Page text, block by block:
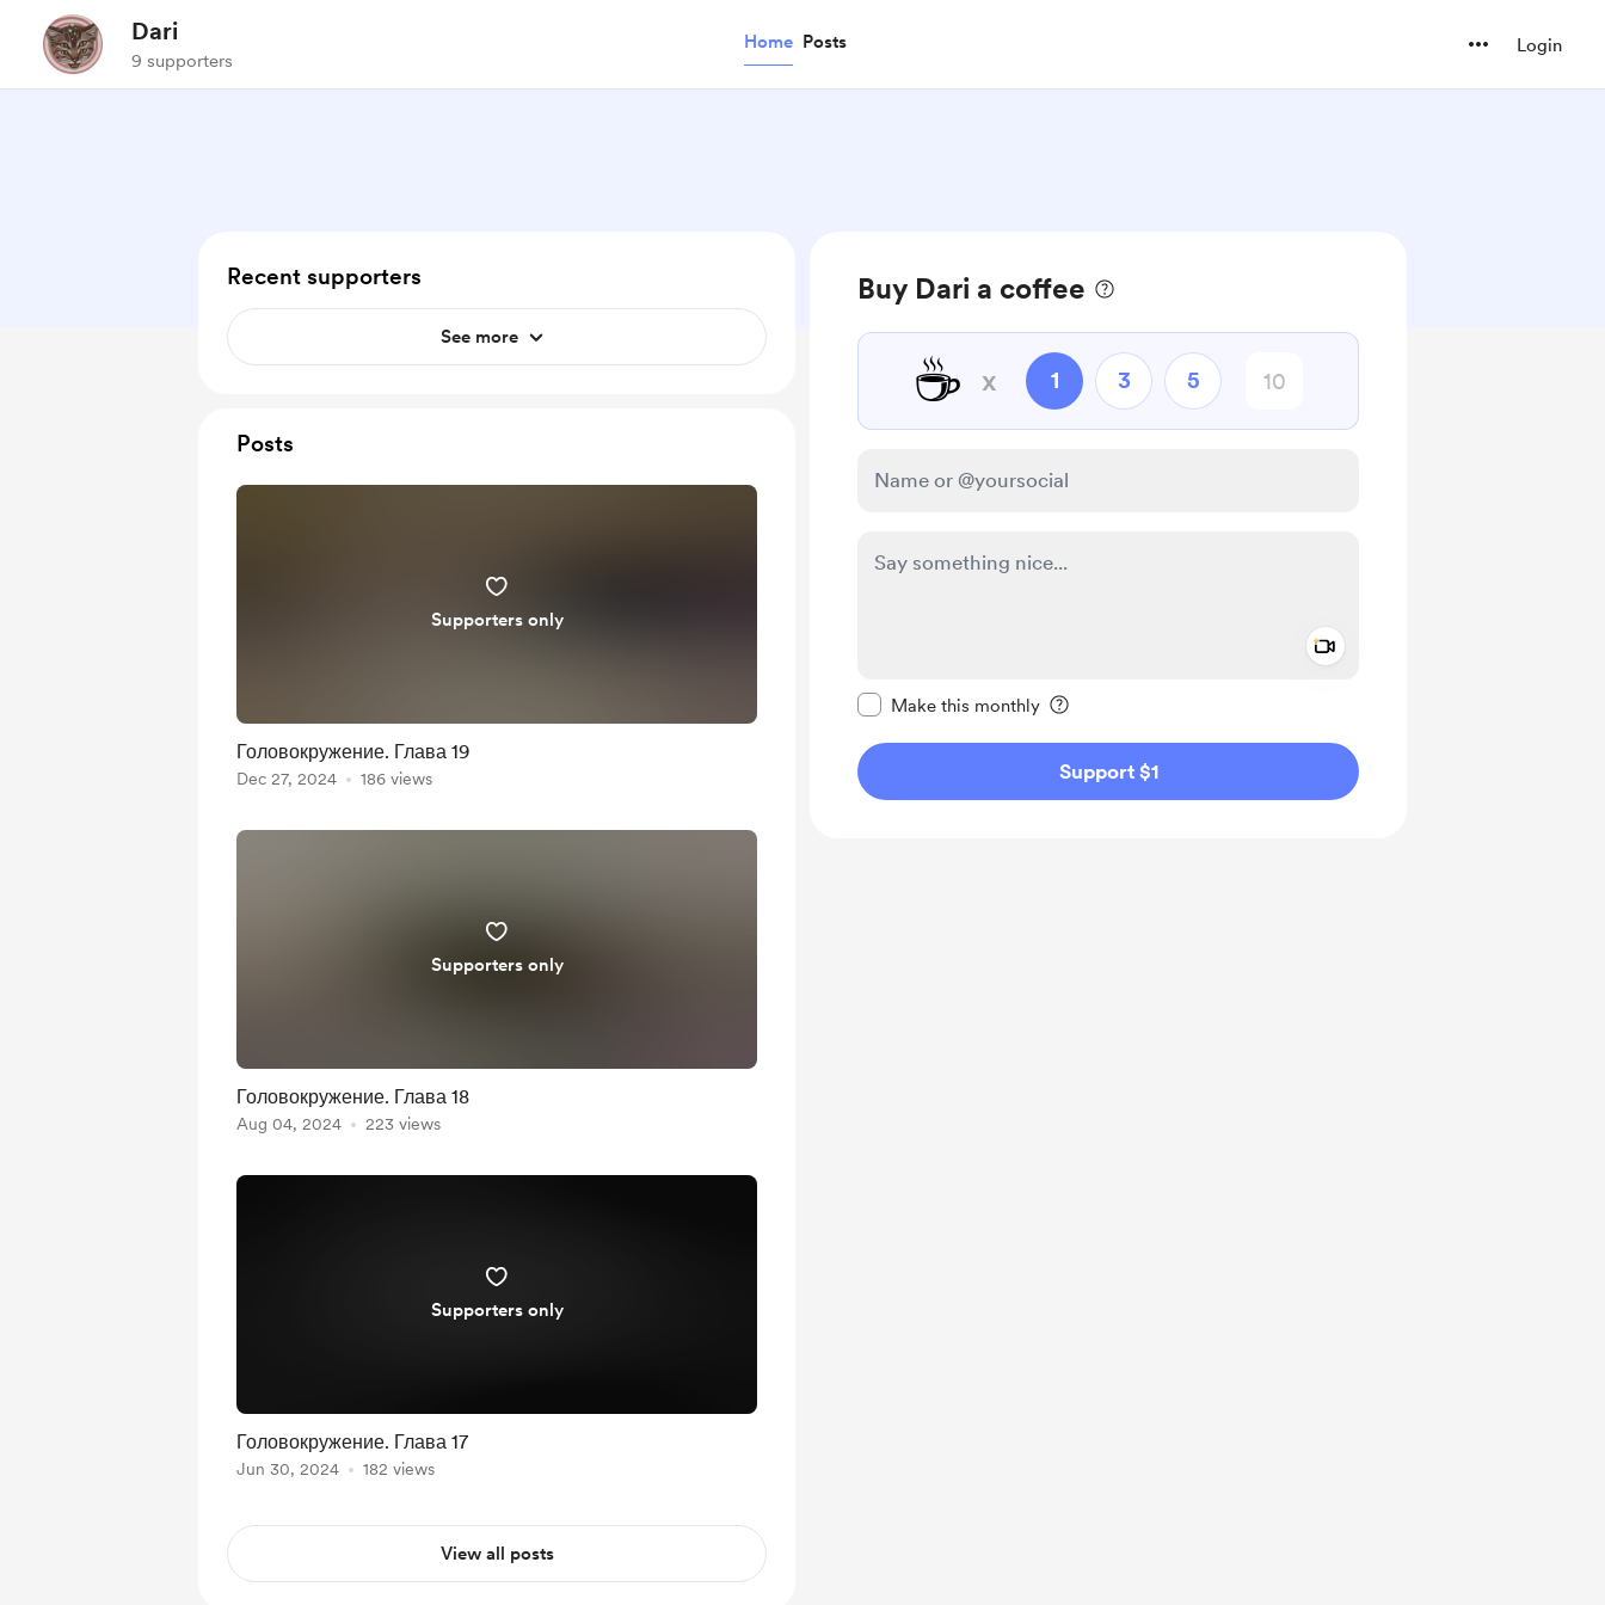
Dari
9 supporters
Home Posts Login
Buy Dari a coffee
☕ x 1 3 5
Make this monthly
Support $1
Recent supporters
See more
Posts
Supporters only
Головокружение. Глава 19
Dec 27, 2024 186 views
Supporters only
Головокружение. Глава 18
Aug 04, 2024 223 views
Supporters only
Головокружение. Глава 17
Jun 30, 2024 182 views
View all posts